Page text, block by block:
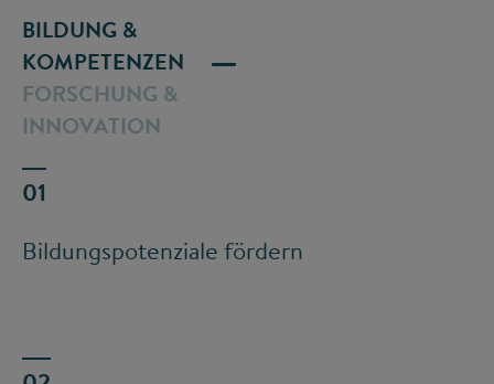
BILDUNG &
KOMPETENZEN
Bildungspotenziale fördern
FORSCHUNG &
INNOVATION